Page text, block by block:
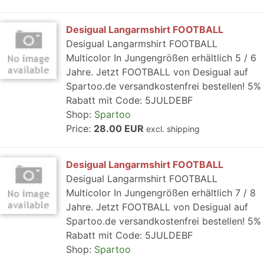
Desigual Langarmshirt FOOTBALL
Desigual Langarmshirt FOOTBALL
Multicolor In Jungengrößen erhältlich 5 / 6
Jahre. Jetzt FOOTBALL von Desigual auf
Spartoo.de versandkostenfrei bestellen! 5%
Rabatt mit Code: 5JULDEBF
Shop: Spartoo
Price: 28.00 EUR excl. shipping
Desigual Langarmshirt FOOTBALL
Desigual Langarmshirt FOOTBALL
Multicolor In Jungengrößen erhältlich 7 / 8
Jahre. Jetzt FOOTBALL von Desigual auf
Spartoo.de versandkostenfrei bestellen! 5%
Rabatt mit Code: 5JULDEBF
Shop: Spartoo